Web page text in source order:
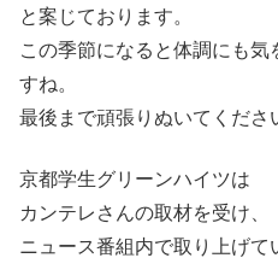
と案じております。
この季節になると体調にも
すね。
最後まで頑張りぬいてくださ
京都学生グリーンハイツは
カンテレさんの取材を受け、
ニュース番組内で取り上げて